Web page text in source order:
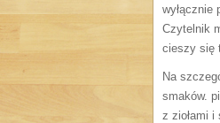
wyłącznie
Czytelnik
cieszy się
Na
smaków.
z ziołami i